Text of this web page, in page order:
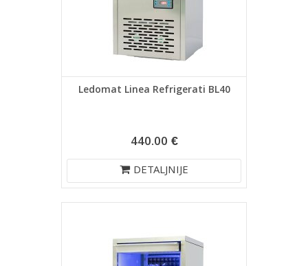
Ledomat Linea Refrigerati BL40
440.00 €
DETALJNIJE